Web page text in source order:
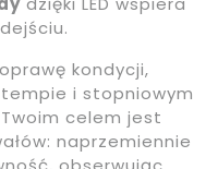
kondycji,
i stopniowym
celem jest
naprzemiennie